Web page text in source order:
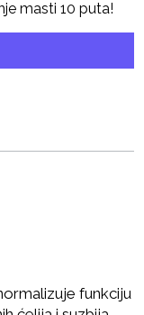
masti 10 puta!
funkciju